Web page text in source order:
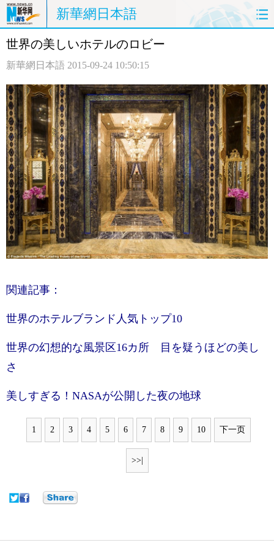
新華網日本語
ホームページ 政治
観光 評論 写真
中日対訳
世界の美しいホテルのロビー
新華網日本語 2015-09-24 10:50:15
関連記事：
世界のホテルブランド人気トップ10
世界の幻想的な風景区16カ所 目を疑うほどの美し
さ
美しすぎる！NASAが公開した夜の地球
1 2 3 4 5 6 7 8 9 10 下一页
>>|